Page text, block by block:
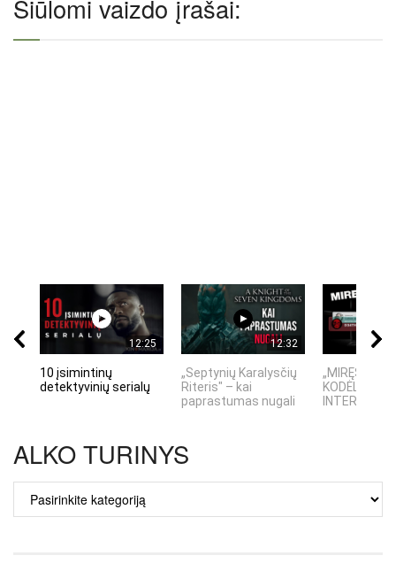
Siūlomi vaizdo įrašai:
12:25
10 įsimintinų
detektyvinių serialų
12:32
„Septynių Karalysčių
Riteris" – kai
paprastumas nugali
„MIRĘS
KODĖL
INTERNETO
ALKO TURINYS
ALKO
TURINYS